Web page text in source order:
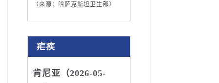
（来源：哈萨克斯坦卫生部）
疟疾
肯尼亚（2026-05-